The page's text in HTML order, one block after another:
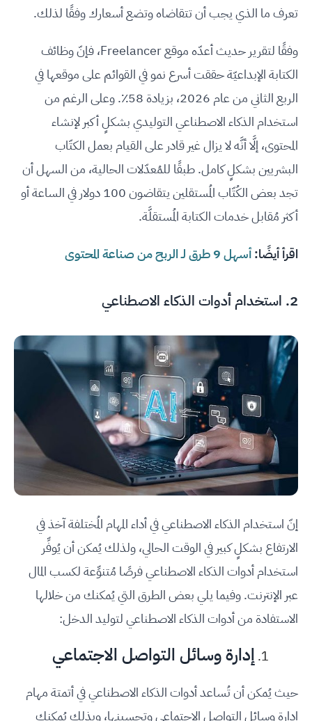
تعرف ما الذي يجب أن تتقاضاه وتضع أسعارك وفقًا لذلك.
وفقًا لتقرير حديث أعدّه موقع Freelancer، فإنّ وظائف
الكتابة الإبداعيّة حققت أسرع نمو في القوائم على موقعها في
الربع الثاني من عام 2026، بزيادة 58٪. وعلى الرغم من
استخدام الذكاء الاصطناعي التوليدي بشكلٍ أكبر لإنشاء
المحتوى، إلَّا أنَّه لا يزال غير قادر على القيام بعمل الكتّاب
البشريين بشكلٍ كامل. طبقًا للمُعدّلات الحالية، من السهل أن
تجد بعض الكُتّاب المُستقلين يتقاضون 100 دولار في الساعة أو
أكثر مُقابل خدمات الكتابة المُستقلَّة.
اقرأ أيضًا:أسهل 9 طرق لـ الربح من صناعة المحتوى
2. استخدام أدوات الذكاء الاصطناعي
إنّ استخدام الذكاء الاصطناعي في أداء المهام المُختلفة آخذ في
الارتفاع بشكلٍ كبير في الوقت الحالي، ولذلك يُمكن أن يُوفِّر
استخدام أدوات الذكاء الاصطناعي فرصًا مُتنوِّعة لكسب المال
عبر الإنترنت. وفيما يلي بعض الطرق التي يُمكنك من خلالها
الاستفادة من أدوات الذكاء الاصطناعي لتوليد الدخل:
إدارة وسائل التواصل الاجتماعي
حيث يُمكن أن تُساعد أدوات الذكاء الاصطناعي في أتمتة مهام
إدارة وسائل التواصل الاجتماعي وتحسينها، وبذلك يُمكنك